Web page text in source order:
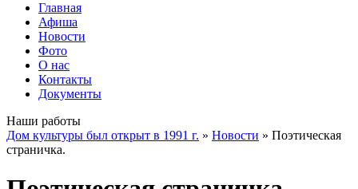
Главная
Афиша
Новости
Фото
О нас
Контакты
Документы
Наши работы
Дом культуры был открыт в 1991 г. » Новости » Поэтическая
страничка.